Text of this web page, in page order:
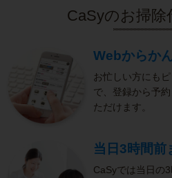
CaSyのお掃除
Webからか
お忙しい方にも
で、登録から予
ただけます。
当日3時間前
CaSyでは当日の